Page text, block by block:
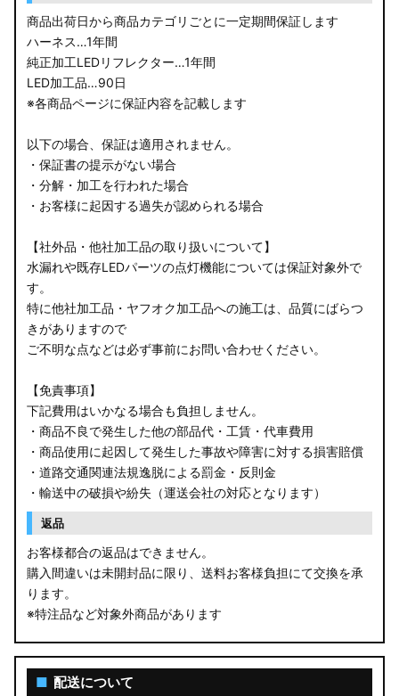
商品出荷日から商品カテゴリごとに一定期間保証します
ハーネス…1年間
純正加工LEDリフレクター…1年間
LED加工品…90日
※各商品ページに保証内容を記載します
以下の場合、保証は適用されません。
・保証書の提示がない場合
・分解・加工を行われた場合
・お客様に起因する過失が認められる場合
【社外品・他社加工品の取り扱いについて】
水漏れや既存LEDパーツの点灯機能については保証対象外で
す。
特に他社加工品・ヤフオク加工品への施工は、品質にばらつ
きがありますので
ご不明な点などは必ず事前にお問い合わせください。
【免責事項】
下記費用はいかなる場合も負担しません。
・商品不良で発生した他の部品代・工賃・代車費用
・商品使用に起因して発生した事故や障害に対する損害賠償
・道路交通関連法規逸脱による罰金・反則金
・輸送中の破損や紛失（運送会社の対応となります）
返品
お客様都合の返品はできません。
購入間違いは未開封品に限り、送料お客様負担にて交換を承
ります。
※特注品など対象外商品があります
■ 配送について